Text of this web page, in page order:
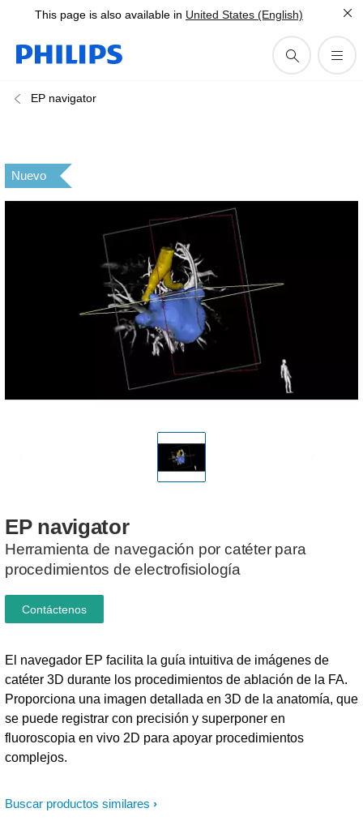
This page is also available in United States (English)
EP navigator
Nuevo
EP navigator
Herramienta de navegación por catéter para
procedimientos de electrofisiología
Buscar productos similares
El navegador EP facilita la guía intuitiva de imágenes de
catéter 3D durante los procedimientos de ablación de la FA.
Proporciona una imagen detallada en 3D de la anatomía, que
se puede registrar con precisión y superponer en
fluoroscopia en vivo 2D para apoyar procedimientos
complejos.
Contáctenos